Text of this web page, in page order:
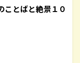
ことばと絶景１０